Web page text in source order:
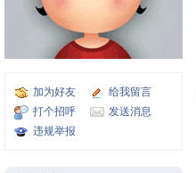
加为好友
给我留言
打个招呼
发送消息
违规举报